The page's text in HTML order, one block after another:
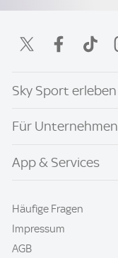
Sky Sport erleben
Für Unternehmen
App & Services
Häufige Fragen
Impressum
AGB